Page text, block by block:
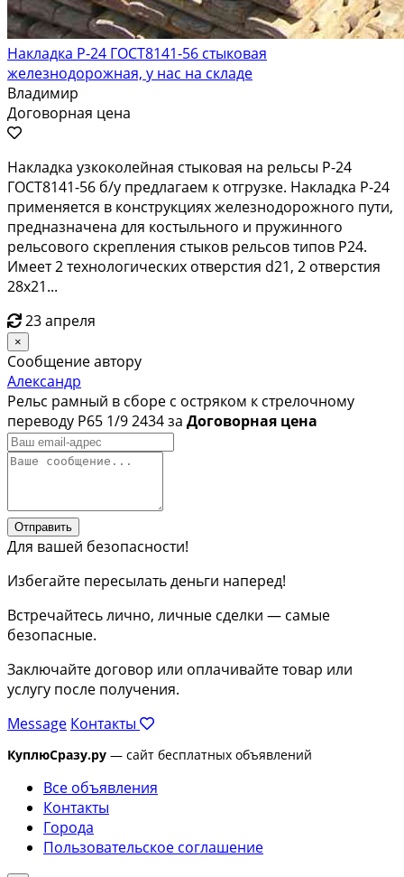
Накладка Р-24 ГОСТ8141-56 стыковая
железнодорожная, у нас на складе
Владимир
Договорная цена
Накладка узкоколейная стыковая на рельсы Р-24
ГОСТ8141-56 б/у предлагаем к отгрузке. Накладка Р-24
применяется в конструкциях железнодорожного пути,
предназначена для костыльного и пружинного
рельсового скрепления стыков рельсов типов Р24.
Имеет 2 технологических отверстия d21, 2 отверстия
28х21...
23 апреля
×
Сообщение автору
Александр
Рельс рамный в сборе с остряком к стрелочному
переводу Р65 1/9 2434 за Договорная цена
Отправить
Для вашей безопасности!
Избегайте пересылать деньги наперед!
Встречайтесь лично, личные сделки — самые
безопасные.
Заключайте договор или оплачивайте товар или
услугу после получения.
Message Контакты
КуплюСразу.ру — сайт бесплатных объявлений
Все объявления
Контакты
Города
Пользовательское соглашение